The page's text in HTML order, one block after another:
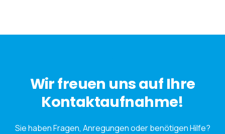
Wir freuen uns auf Ihre
Kontaktaufnahme!
Sie haben Fragen, Anregungen oder benötigen Hilfe?